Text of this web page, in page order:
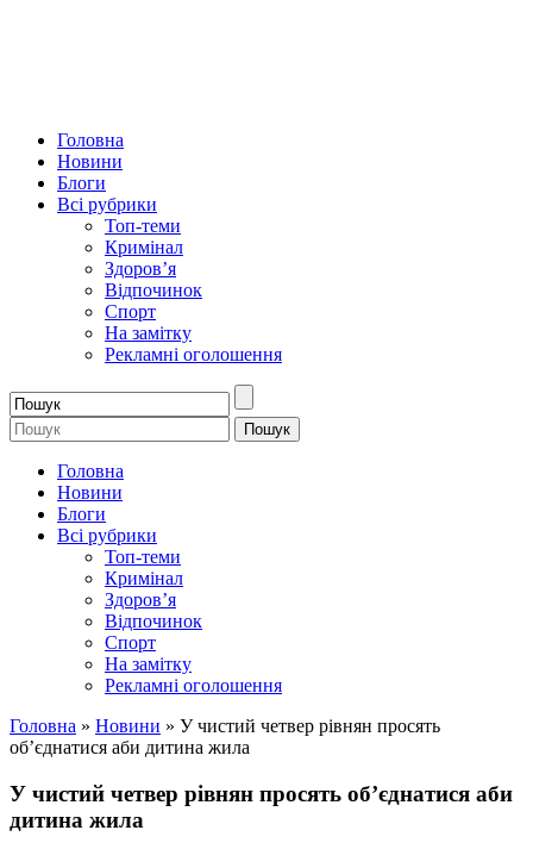
Головна
Новини
Блоги
Всі рубрики
Топ-теми
Кримінал
Здоров’я
Відпочинок
Спорт
На замітку
Рекламні оголошення
Головна
Новини
Блоги
Всі рубрики
Топ-теми
Кримінал
Здоров’я
Відпочинок
Спорт
На замітку
Рекламні оголошення
Головна » Новини » У чистий четвер рівнян просять
об’єднатися аби дитина жила
У чистий четвер рівнян просять об’єднатися аби
дитина жила